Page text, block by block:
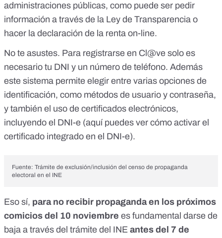
administraciones públicas, como puede ser pedir
información a través de la Ley de Transparencia o
hacer la declaración de la renta on-line.
No te asustes. Para registrarse en Cl@ve solo es
necesario tu DNI y un número de teléfono. Además
este sistema permite elegir entre varias opciones de
identificación, como métodos de usuario y contraseña,
y también el uso de certificados electrónicos,
incluyendo el DNI-e (aquípuedes ver cómo activar el
certificado integrado en el DNI-e).
Fuente: Trámite de exclusión/inclusión del censo de propaganda
electoral en el INE
Eso sí, para no recibir propaganda en los próximos
comicios del 10 noviembre es fundamental darse de
baja a través del trámite del INE antes del 7 de